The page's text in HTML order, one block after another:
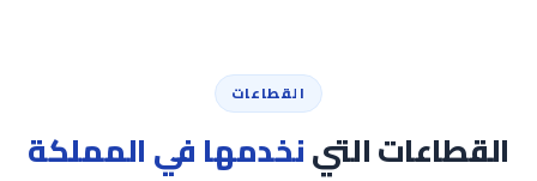
القطاعات
القطاعات التينخدمها في المملكة